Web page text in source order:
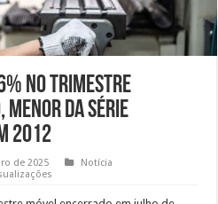
no trimestre
menor da série
2012
de 2025
Notícia